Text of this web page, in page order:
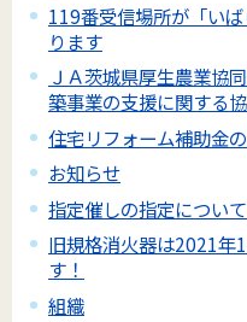
119番受信場所が「い
ります
ＪＡ茨城県厚生農業協
築事業の支援に関する
住宅リフォーム補助金
お知らせ
指定催しの指定について
旧規格消火器は2021年
す！
組織